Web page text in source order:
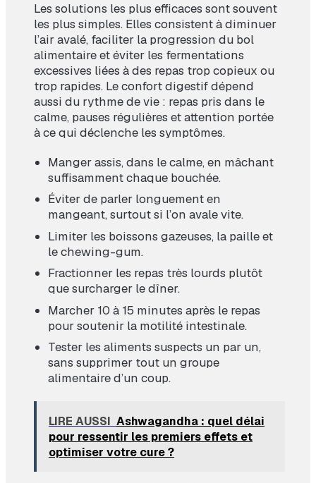
Les solutions les plus efficaces sont souvent
les plus simples. Elles consistent à diminuer
l’air avalé, faciliter la progression du bol
alimentaire et éviter les fermentations
excessives liées à des repas trop copieux ou
trop rapides. Le confort digestif dépend
aussi du rythme de vie : repas pris dans le
calme, pauses régulières et attention portée
à ce qui déclenche les symptômes.
Manger assis, dans le calme, en mâchant
suffisamment chaque bouchée.
Éviter de parler longuement en
mangeant, surtout si l’on avale vite.
Limiter les boissons gazeuses, la paille et
le chewing-gum.
Fractionner les repas très lourds plutôt
que surcharger le dîner.
Marcher 10 à 15 minutes après le repas
pour soutenir la motilité intestinale.
Tester les aliments suspects un par un,
sans supprimer tout un groupe
alimentaire d’un coup.
LIRE AUSSI Ashwagandha : quel délai
pour ressentir les premiers effets et
optimiser votre cure ?